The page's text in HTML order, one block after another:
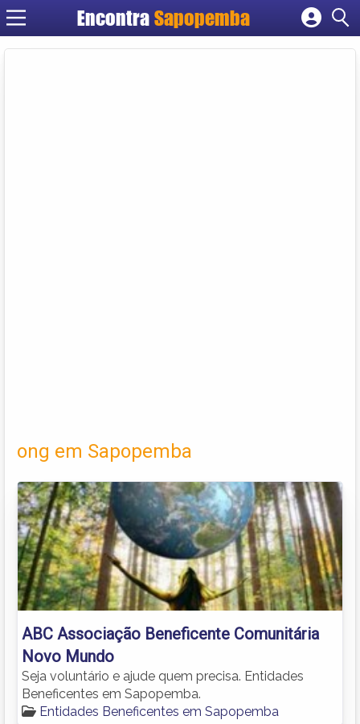
Encontra Sapopemba
Cadastrar empresa
ong em Sapopemba
ABC Associação Beneficente Comunitária
Novo Mundo
Seja voluntário e ajude quem precisa. Entidades
Beneficentes em Sapopemba.
Entidades Beneficentes em Sapopemba